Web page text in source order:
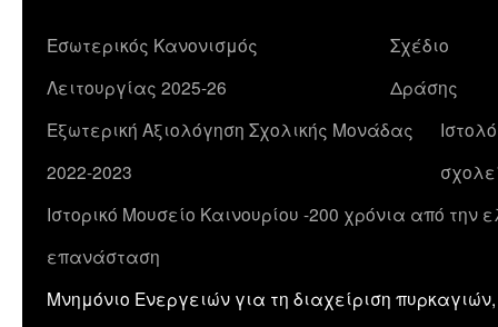
Εσωτερικός Κανονισμός
Λειτουργίας 2025-26
Σχέδιο
Δράσης
Εξωτερική Αξιολόγηση Σχολικής Μονάδας
2022-2023
Ιστορικό Μουσείο Καινουρίου -200 χρόνια από την
επανάσταση
Μνημόνιο Ενεργειών για τη διαχείριση